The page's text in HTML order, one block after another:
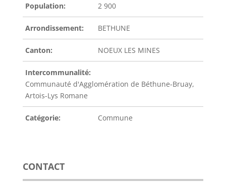
Population: 2 900
Arrondissement: BETHUNE
Canton: NOEUX LES MINES
Intercommunalité:
Communauté d'Agglomération de Béthune-Bruay,
Artois-Lys Romane
Catégorie: Commune
CONTACT